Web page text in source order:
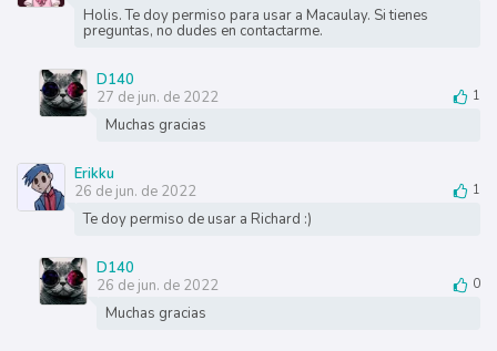
Holis. Te doy permiso para usar a Macaulay. Si tienes
preguntas, no dudes en contactarme.
D140
27 de jun. de 2022
1
Muchas gracias
Erikku
26 de jun. de 2022
1
Te doy permiso de usar a Richard :)
D140
26 de jun. de 2022
0
Muchas gracias